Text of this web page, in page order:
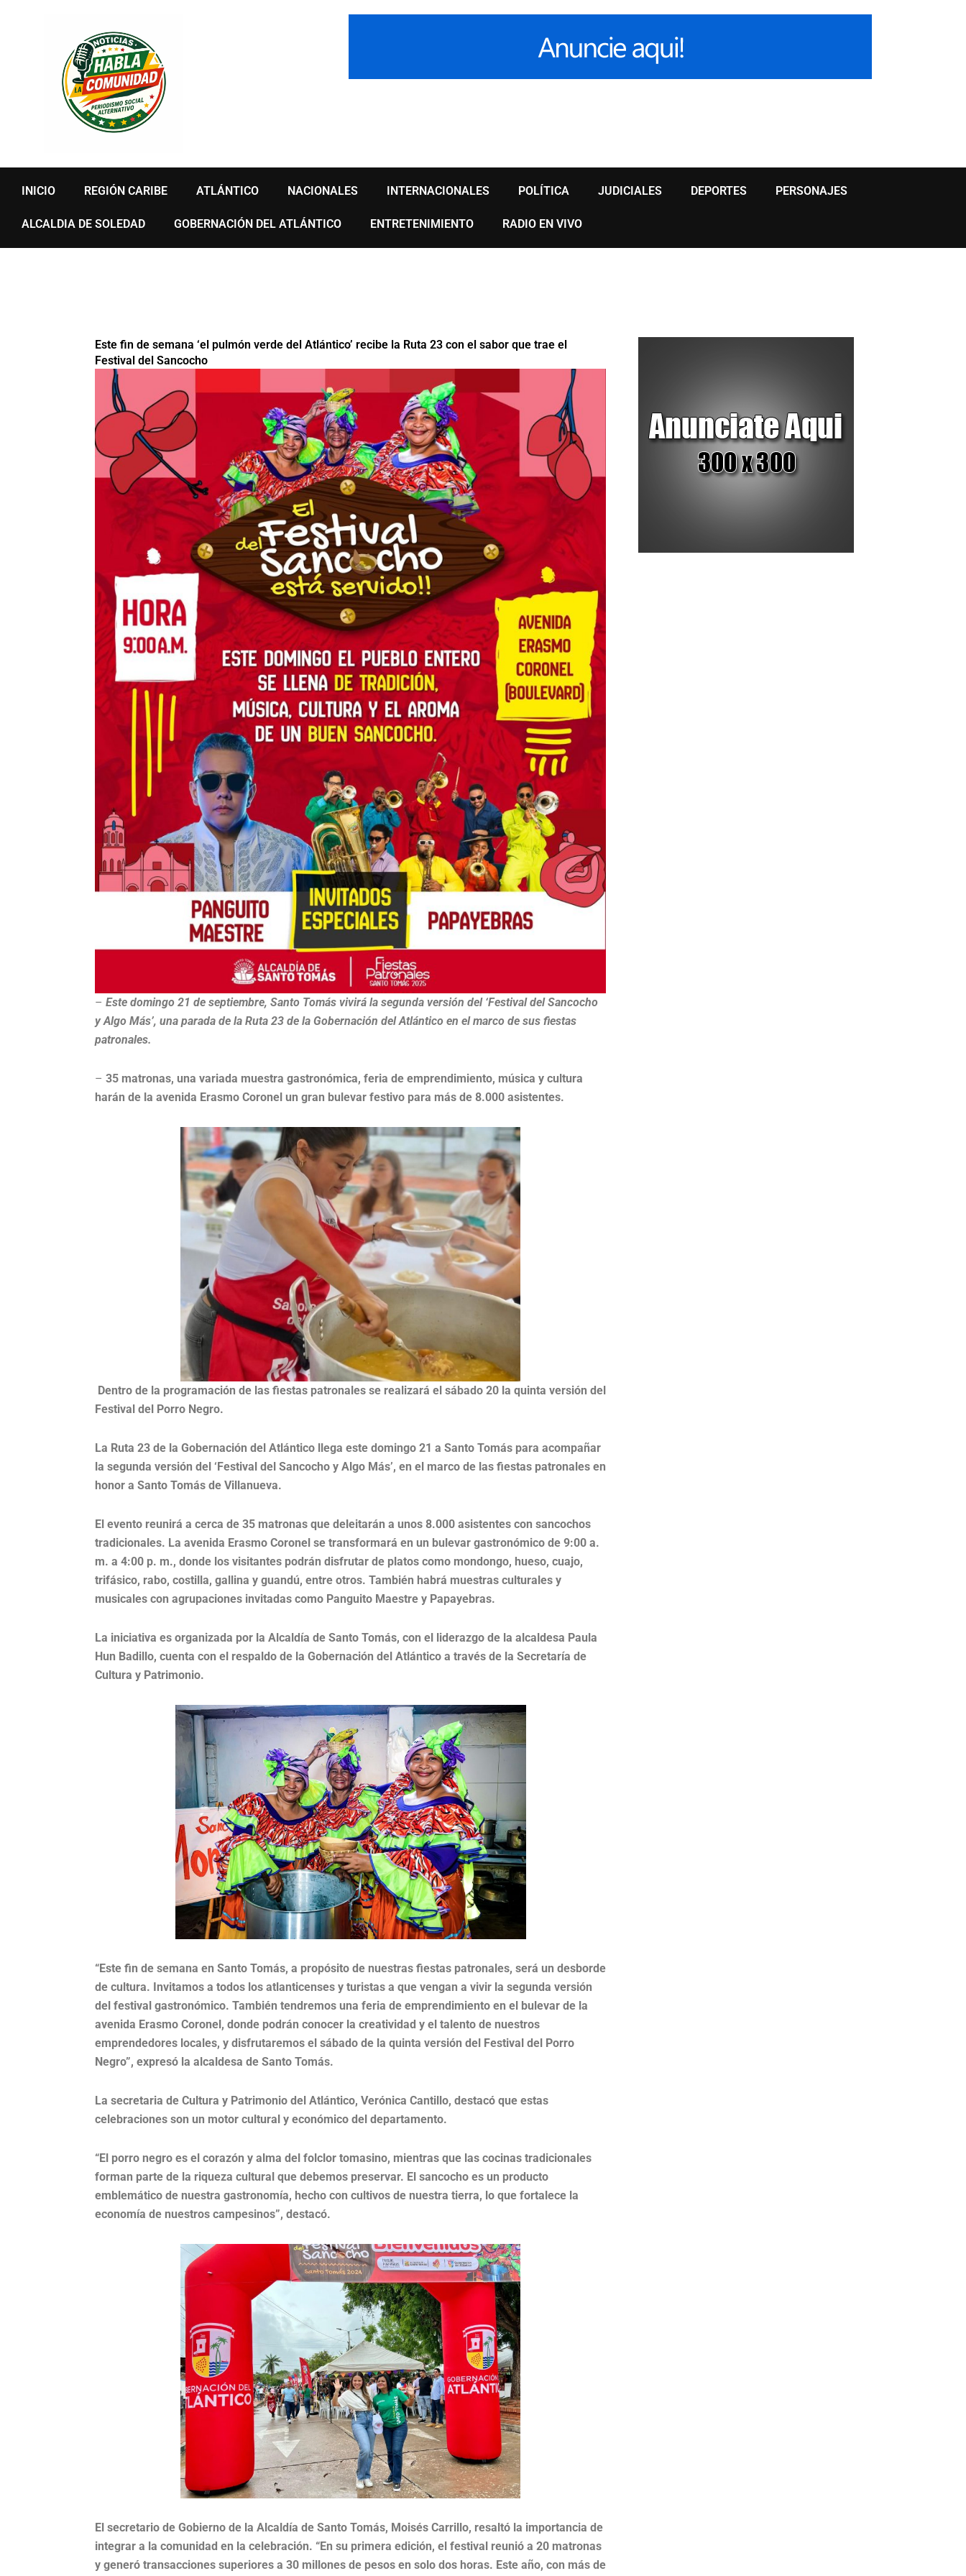
INICIO REGIÓN CARIBE ATLÁNTICO NACIONALES INTERNACIONALES POLÍTICA JUDICIALES DEPORTES PERSONAJES
ALCALDIA DE SOLEDAD GOBERNACIÓN DEL ATLÁNTICO ENTRETENIMIENTO RADIO EN VIVO
Este fin de semana ‘el pulmón verde del Atlántico’ recibe la Ruta 23 con el sabor que trae el
Festival del Sancocho
– Este domingo 21 de septiembre, Santo Tomás vivirá la segunda versión del ‘Festival del Sancocho
y Algo Más’, una parada de la Ruta 23 de la Gobernación del Atlántico en el marco de sus fiestas
patronales.
– 35 matronas, una variada muestra gastronómica, feria de emprendimiento, música y cultura
harán de la avenida Erasmo Coronel un gran bulevar festivo para más de 8.000 asistentes.
Dentro de la programación de las fiestas patronales se realizará el sábado 20 la quinta versión del
Festival del Porro Negro.
La Ruta 23 de la Gobernación del Atlántico llega este domingo 21 a Santo Tomás para acompañar
la segunda versión del ‘Festival del Sancocho y Algo Más’, en el marco de las fiestas patronales en
honor a Santo Tomás de Villanueva.
El evento reunirá a cerca de 35 matronas que deleitarán a unos 8.000 asistentes con sancochos
tradicionales. La avenida Erasmo Coronel se transformará en un bulevar gastronómico de 9:00 a.
m. a 4:00 p. m., donde los visitantes podrán disfrutar de platos como mondongo, hueso, cuajo,
trifásico, rabo, costilla, gallina y guandú, entre otros. También habrá muestras culturales y
musicales con agrupaciones invitadas como Panguito Maestre y Papayebras.
La iniciativa es organizada por la Alcaldía de Santo Tomás, con el liderazgo de la alcaldesa Paula
Hun Badillo, cuenta con el respaldo de la Gobernación del Atlántico a través de la Secretaría de
Cultura y Patrimonio.
“Este fin de semana en Santo Tomás, a propósito de nuestras fiestas patronales, será un desborde
de cultura. Invitamos a todos los atlanticenses y turistas a que vengan a vivir la segunda versión
del festival gastronómico. También tendremos una feria de emprendimiento en el bulevar de la
avenida Erasmo Coronel, donde podrán conocer la creatividad y el talento de nuestros
emprendedores locales, y disfrutaremos el sábado de la quinta versión del Festival del Porro
Negro”, expresó la alcaldesa de Santo Tomás.
La secretaria de Cultura y Patrimonio del Atlántico, Verónica Cantillo, destacó que estas
celebraciones son un motor cultural y económico del departamento.
“El porro negro es el corazón y alma del folclor tomasino, mientras que las cocinas tradicionales
forman parte de la riqueza cultural que debemos preservar. El sancocho es un producto
emblemático de nuestra gastronomía, hecho con cultivos de nuestra tierra, lo que fortalece la
economía de nuestros campesinos”, destacó.
El secretario de Gobierno de la Alcaldía de Santo Tomás, Moisés Carrillo, resaltó la importancia de
integrar a la comunidad en la celebración. “En su primera edición, el festival reunió a 20 matronas
y generó transacciones superiores a 30 millones de pesos en solo dos horas. Este año, con más de